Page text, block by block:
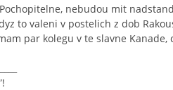
nebudou mit
to valeni v postelich z dob
par kolegu v te slavne